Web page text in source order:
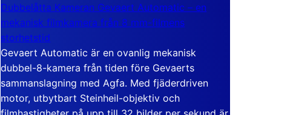
Dubbelåtta Kameran Gevaert Automatic – en
mekanisk filmkamera från 8 mm-filmens
storhetstid
Gevaert Automatic är en ovanlig mekanisk
dubbel-8-kamera från tiden före Gevaerts
sammanslagning med Agfa. Med fjäderdriven
motor, utbytbart Steinheil-objektiv och